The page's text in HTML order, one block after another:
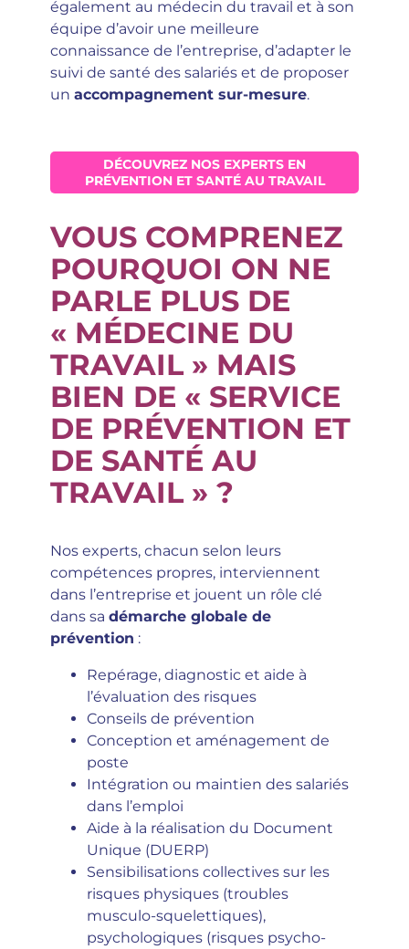
également au médecin du travail et à son
équipe d’avoir une meilleure
connaissance de l’entreprise, d’adapter le
suivi de santé des salariés et de proposer
un accompagnement sur-mesure.
DÉCOUVREZ NOS EXPERTS EN
PRÉVENTION ET SANTÉ AU TRAVAIL
VOUS COMPRENEZ
POURQUOI ON NE
PARLE PLUS DE
« MÉDECINE DU
TRAVAIL » MAIS
BIEN DE « SERVICE
DE PRÉVENTION ET
DE SANTÉ AU
TRAVAIL » ?
Nos experts, chacun selon leurs
compétences propres, interviennent
dans l’entreprise et jouent un rôle clé
dans sa démarche globale de
prévention :
Repérage, diagnostic et aide à
l’évaluation des risques
Conseils de prévention
Conception et aménagement de
poste
Intégration ou maintien des salariés
dans l’emploi
Aide à la réalisation du Document
Unique (DUERP)
Sensibilisations collectives sur les
risques physiques (troubles
musculo-squelettiques),
psychologiques (risques psycho-